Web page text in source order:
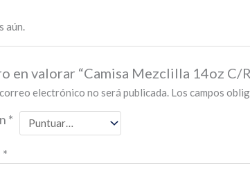
aún.
en valorar “Camisa Mezclilla 14oz C/
electrónico no será publicada. Los campos
*
*